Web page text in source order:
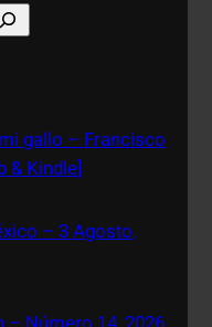
gallo – Francisco
& Kindle]
– 3 Agosto,